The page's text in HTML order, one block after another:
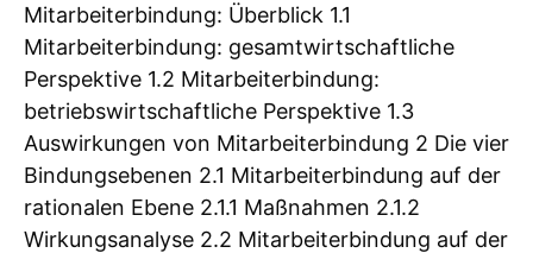
Mitarbeiterbindung: Überblick 1.1
Mitarbeiterbindung: gesamtwirtschaftliche
Perspektive 1.2 Mitarbeiterbindung:
betriebswirtschaftliche Perspektive 1.3
Auswirkungen von Mitarbeiterbindung 2 Die vier
Bindungsebenen 2.1 Mitarbeiterbindung auf der
rationalen Ebene 2.1.1 Maßnahmen 2.1.2
Wirkungsanalyse 2.2 Mitarbeiterbindung auf der